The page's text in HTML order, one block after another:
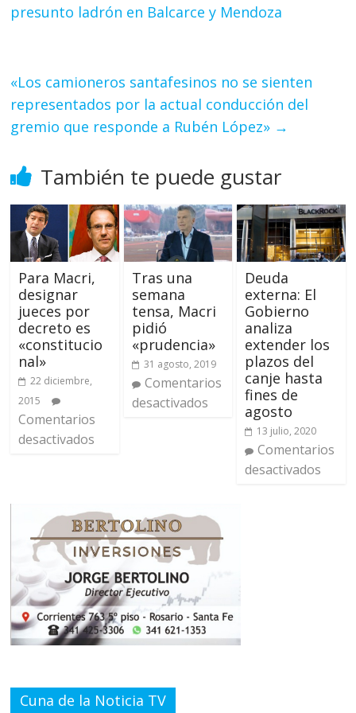
presunto ladrón en Balcarce y Mendoza
«Los camioneros santafesinos no se sienten
representados por la actual conducción del
gremio que responde a Rubén López» →
También te puede gustar
Para Macri,
designar
jueces por
decreto es
«constitucio
nal»
22 diciembre,
2015
Comentarios
desactivados
Tras una
semana
tensa, Macri
pidió
«prudencia»
31 agosto, 2019
Comentarios
desactivados
Deuda
externa: El
Gobierno
analiza
extender los
plazos del
canje hasta
fines de
agosto
13 julio, 2020
Comentarios
desactivados
Cuna de la Noticia TV